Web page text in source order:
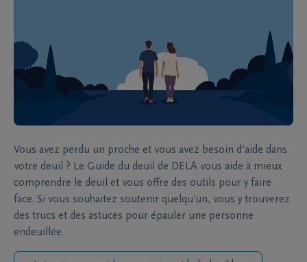
Vous avez perdu un proche et vous avez besoin d’aide dans
votre deuil ? Le Guide du deuil de DELA vous aide à mieux
comprendre le deuil et vous offre des outils pour y faire
face. Si vous souhaitez soutenir quelqu’un, vous y trouverez
des trucs et des astuces pour épauler une personne
endeuillée.